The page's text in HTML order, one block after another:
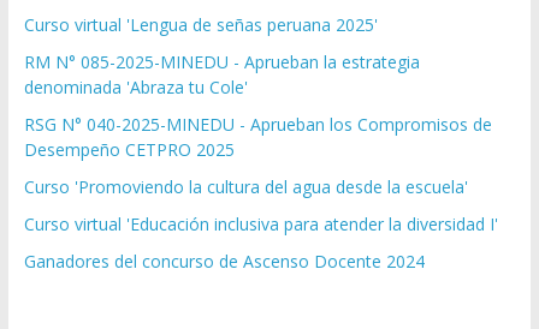
Curso virtual 'Lengua de señas peruana 2025'
RM N° 085-2025-MINEDU - Aprueban la estrategia
denominada 'Abraza tu Cole'
RSG N° 040-2025-MINEDU - Aprueban los Compromisos de
Desempeño CETPRO 2025
Curso 'Promoviendo la cultura del agua desde la escuela'
Curso virtual 'Educación inclusiva para atender la diversidad I'
Ganadores del concurso de Ascenso Docente 2024